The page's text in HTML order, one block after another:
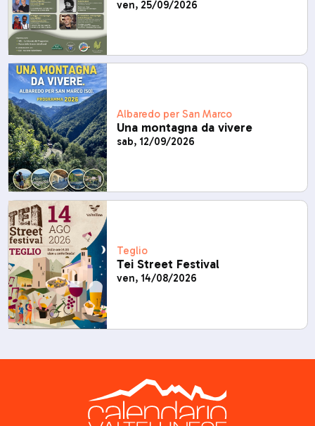
ven, 25/09/2026
Albaredo per San Marco
Una montagna da vivere
sab, 12/09/2026
Teglio
Tei Street Festival
ven, 14/08/2026